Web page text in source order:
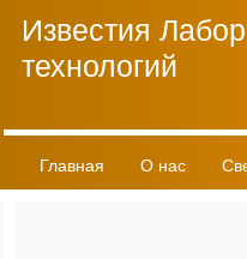
Известия
технологий
Главная О нас